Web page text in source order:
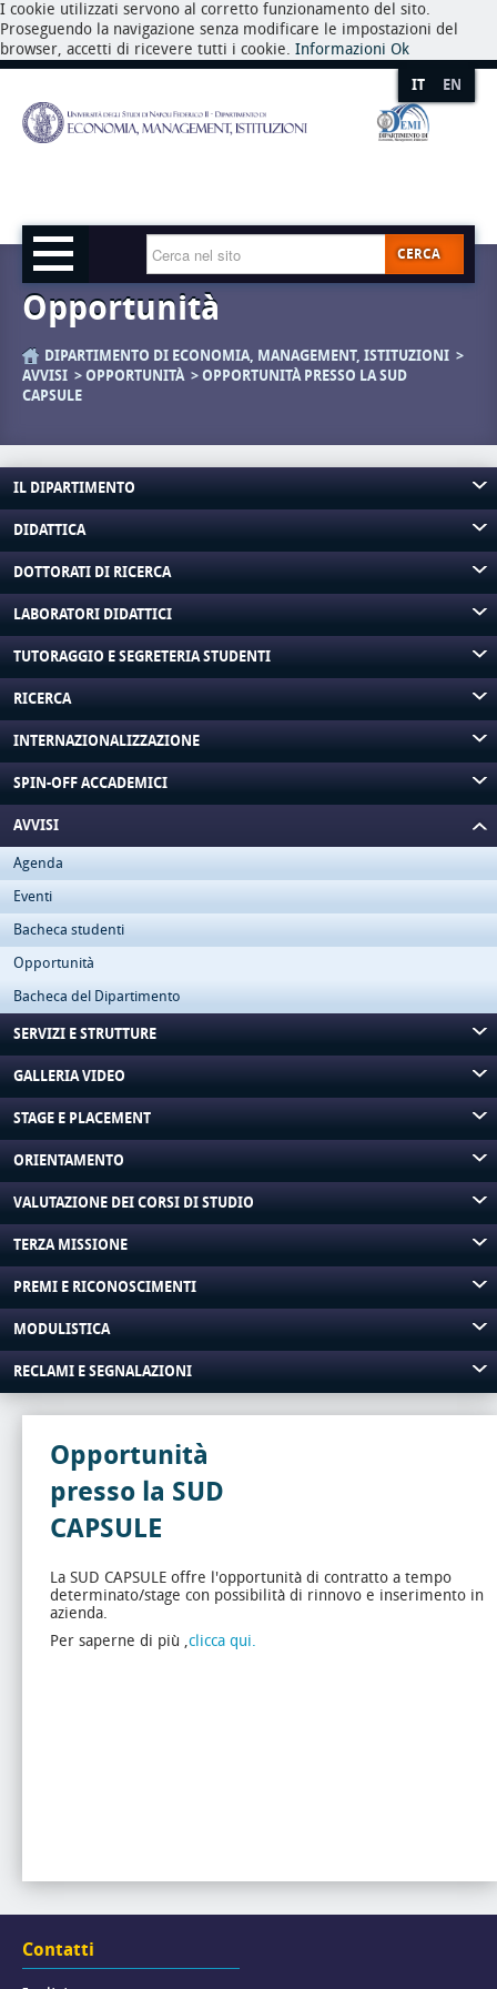
I cookie utilizzati servono al corretto funzionamento del sito.
Proseguendo la navigazione senza modificare le impostazioni del
browser, accetti di ricevere tutti i cookie. Informazioni Ok
IT EN
CERCA
Opportunità
DIPARTIMENTO DI ECONOMIA, MANAGEMENT, ISTITUZIONI
AVVISI
OPPORTUNITÀ
OPPORTUNITÀ PRESSO LA SUD
CAPSULE
IL DIPARTIMENTO
DIDATTICA
DOTTORATI DI RICERCA
LABORATORI DIDATTICI
TUTORAGGIO E SEGRETERIA STUDENTI
RICERCA
INTERNAZIONALIZZAZIONE
SPIN-OFF ACCADEMICI
AVVISI
Agenda
Eventi
Bacheca studenti
Opportunità
Bacheca del Dipartimento
SERVIZI E STRUTTURE
GALLERIA VIDEO
STAGE E PLACEMENT
ORIENTAMENTO
VALUTAZIONE DEI CORSI DI STUDIO
TERZA MISSIONE
PREMI E RICONOSCIMENTI
MODULISTICA
RECLAMI E SEGNALAZIONI
Opportunità
presso la SUD
CAPSULE
La SUD CAPSULE offre l'opportunità di contratto a tempo
determinato/stage con possibilità di rinnovo e inserimento in
azienda.
Per saperne di più ,clicca qui.
Contatti